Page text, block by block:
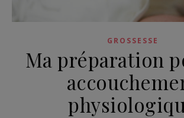
GROSSESSE
Ma préparation